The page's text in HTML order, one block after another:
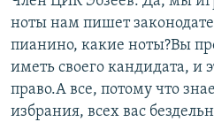
ноты нам пишет
пианино, какие ноты?Вы
иметь своего кандидата, и
право.А все, потому что
избрания, всех вас